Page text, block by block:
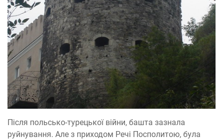
Після польсько-турецької війни, башта зазнала
руйнування. Але з приходом Речі Посполитою, була